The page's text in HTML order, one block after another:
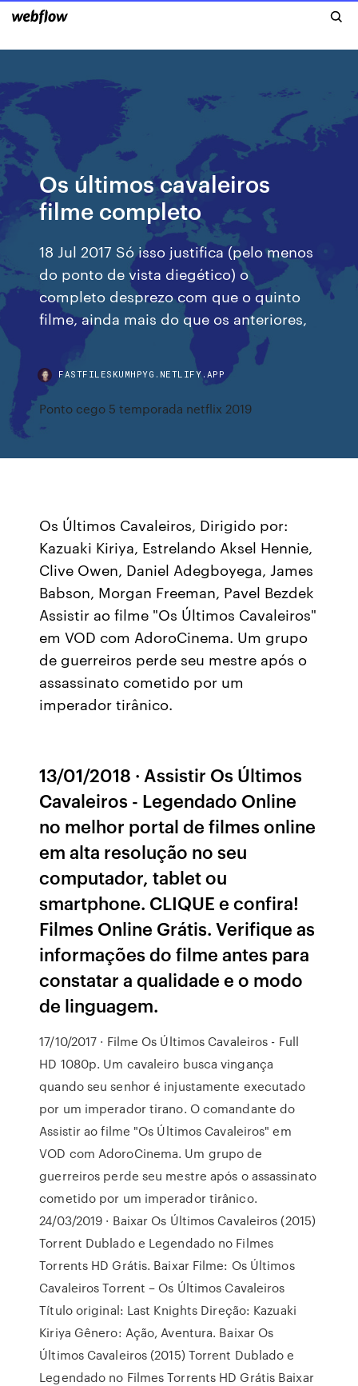
Os últimos cavaleiros
filme completo
18 Jul 2017 Só isso justifica (pelo menos
do ponto de vista diegético) o
completo desprezo com que o quinto
filme, ainda mais do que os anteriores,
FASTFILESKUMHPYG.NETLIFY.APP
Ponto cego 5 temporada netflix 2019
Os Últimos Cavaleiros, Dirigido por:
Kazuaki Kiriya, Estrelando Aksel Hennie,
Clive Owen, Daniel Adegboyega, James
Babson, Morgan Freeman, Pavel Bezdek
Assistir ao filme "Os Últimos Cavaleiros"
em VOD com AdoroCinema. Um grupo
de guerreiros perde seu mestre após o
assassinato cometido por um
imperador tirânico.
13/01/2018 · Assistir Os Últimos
Cavaleiros - Legendado Online
no melhor portal de filmes online
em alta resolução no seu
computador, tablet ou
smartphone. CLIQUE e confira!
Filmes Online Grátis. Verifique as
informações do filme antes para
constatar a qualidade e o modo
de linguagem.
17/10/2017 · Filme Os Últimos Cavaleiros - Full
HD 1080p. Um cavaleiro busca vingança
quando seu senhor é injustamente executado
por um imperador tirano. O comandante do
Assistir ao filme "Os Últimos Cavaleiros" em
VOD com AdoroCinema. Um grupo de
guerreiros perde seu mestre após o assassinato
cometido por um imperador tirânico.
24/03/2019 · Baixar Os Últimos Cavaleiros (2015)
Torrent Dublado e Legendado no Filmes
Torrents HD Grátis. Baixar Filme: Os Últimos
Cavaleiros Torrent – Os Últimos Cavaleiros
Título original: Last Knights Direção: Kazuaki
Kiriya Gênero: Ação, Aventura. Baixar Os
Últimos Cavaleiros (2015) Torrent Dublado e
Legendado no Filmes Torrents HD Grátis Baixar